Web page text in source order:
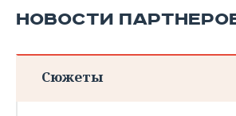
НОВОСТИ
Сюжеты